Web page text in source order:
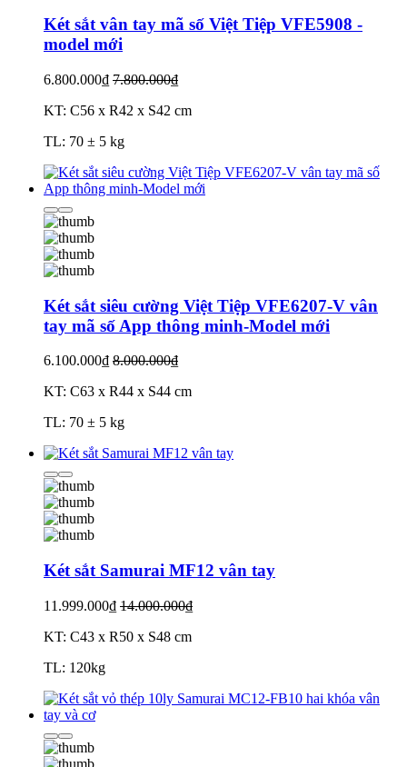
Két sắt vân tay mã số Việt Tiệp VFE5908 -
model mới
6.800.000₫ 7.800.000₫
KT: C56 x R42 x S42 cm
TL: 70 ± 5 kg
Két sắt siêu cường Việt Tiệp VFE6207-V vân
tay mã số App thông minh-Model mới
6.100.000₫ 8.000.000₫
KT: C63 x R44 x S44 cm
TL: 70 ± 5 kg
Két sắt Samurai MF12 vân tay
11.999.000₫ 14.000.000₫
KT: C43 x R50 x S48 cm
TL: 120kg